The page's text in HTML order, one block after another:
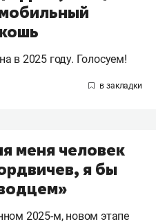
в 2025 году. Голосуем!
меня человек
я бы
2025-м, новом этапе